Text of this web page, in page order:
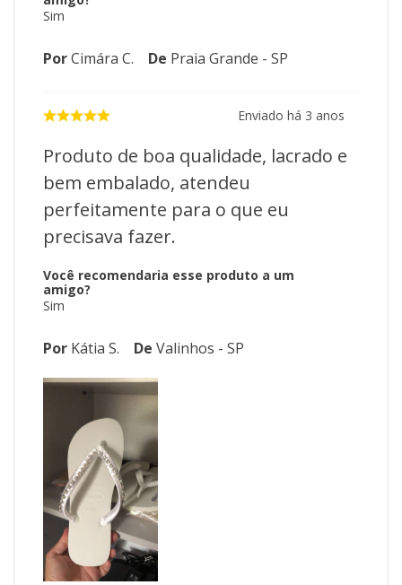
Sim
PorCimára C. De Praia Grande - SP
Enviado há 3 anos
Produto de boa qualidade, lacrado e
bem embalado, atendeu
perfeitamente para o que eu
precisava fazer.
Você recomendaria esse produto a um
amigo?
Sim
Por Kátia S. De Valinhos - SP